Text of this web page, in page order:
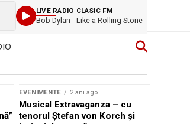
LIVE RADIO CLASIC FM
Bob Dylan - Like a Rolling Stone
EVENIMENTE 2 ani ago
Musical Extravaganza – cu
tenorul Ștefan von Korch și